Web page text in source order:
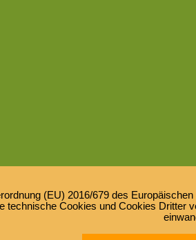
(EU) 2016/679 des
technische Cookies und Cookies Dritter